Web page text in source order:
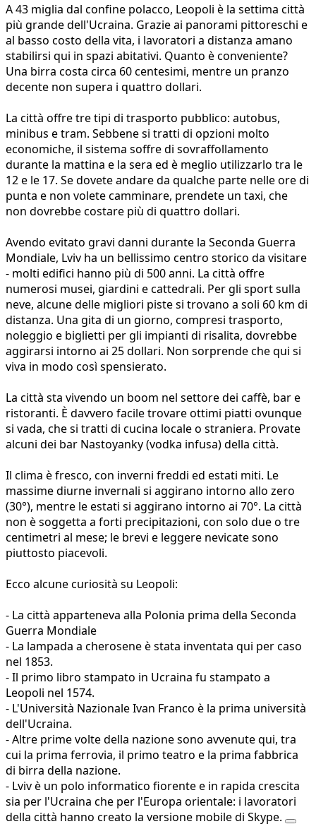
A 43 miglia dal confine polacco, Leopoli è la settima città
più grande dell'Ucraina. Grazie ai panorami pittoreschi e
al basso costo della vita, i lavoratori a distanza amano
stabilirsi qui in spazi abitativi. Quanto è conveniente?
Una birra costa circa 60 centesimi, mentre un pranzo
decente non supera i quattro dollari.
La città offre tre tipi di trasporto pubblico: autobus,
minibus e tram. Sebbene si tratti di opzioni molto
economiche, il sistema soffre di sovraffollamento
durante la mattina e la sera ed è meglio utilizzarlo tra le
12 e le 17. Se dovete andare da qualche parte nelle ore di
punta e non volete camminare, prendete un taxi, che
non dovrebbe costare più di quattro dollari.
Avendo evitato gravi danni durante la Seconda Guerra
Mondiale, Lviv ha un bellissimo centro storico da visitare
- molti edifici hanno più di 500 anni. La città offre
numerosi musei, giardini e cattedrali. Per gli sport sulla
neve, alcune delle migliori piste si trovano a soli 60 km di
distanza. Una gita di un giorno, compresi trasporto,
noleggio e biglietti per gli impianti di risalita, dovrebbe
aggirarsi intorno ai 25 dollari. Non sorprende che qui si
viva in modo così spensierato.
La città sta vivendo un boom nel settore dei caffè, bar e
ristoranti. È davvero facile trovare ottimi piatti ovunque
si vada, che si tratti di cucina locale o straniera. Provate
alcuni dei bar Nastoyanky (vodka infusa) della città.
Il clima è fresco, con inverni freddi ed estati miti. Le
massime diurne invernali si aggirano intorno allo zero
(30°), mentre le estati si aggirano intorno ai 70°. La città
non è soggetta a forti precipitazioni, con solo due o tre
centimetri al mese; le brevi e leggere nevicate sono
piuttosto piacevoli.
Ecco alcune curiosità su Leopoli:
- La città apparteneva alla Polonia prima della Seconda
Guerra Mondiale
- La lampada a cherosene è stata inventata qui per caso
nel 1853.
- Il primo libro stampato in Ucraina fu stampato a
Leopoli nel 1574.
- L'Università Nazionale Ivan Franco è la prima università
dell'Ucraina.
- Altre prime volte della nazione sono avvenute qui, tra
cui la prima ferrovia, il primo teatro e la prima fabbrica
di birra della nazione.
- Lviv è un polo informatico fiorente e in rapida crescita
sia per l'Ucraina che per l'Europa orientale: i lavoratori
della città hanno creato la versione mobile di Skype.